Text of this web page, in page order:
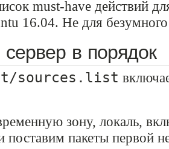
must-have действий
16.04. Не для безумного
в порядок
sources.list
зону, локаль,
поставим пакеты первой